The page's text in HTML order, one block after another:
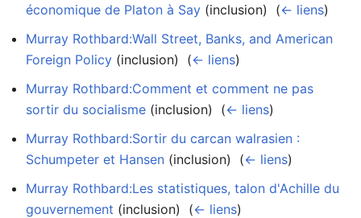
économique de Platon à Say (inclusion) ‎ (← liens)
Murray Rothbard:Wall Street, Banks, and American
Foreign Policy (inclusion) ‎ (← liens)
Murray Rothbard:Comment et comment ne pas
sortir du socialisme (inclusion) ‎ (← liens)
Murray Rothbard:Sortir du carcan walrasien :
Schumpeter et Hansen (inclusion) ‎ (← liens)
Murray Rothbard:Les statistiques, talon d'Achille du
gouvernement (inclusion) ‎ (← liens)